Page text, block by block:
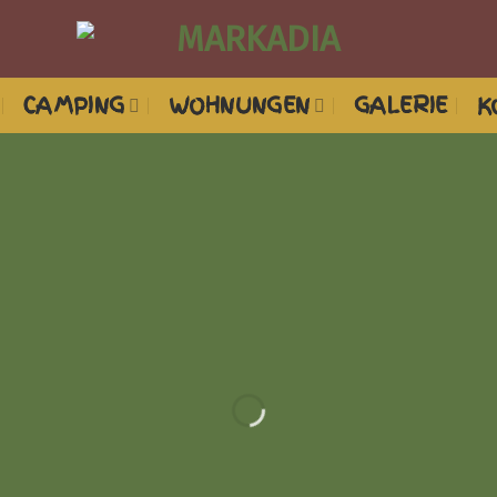
CAMPING WOHNUNGEN GALERIE